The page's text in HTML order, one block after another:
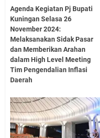
Agenda Kegiatan Pj Bupati
Kuningan Selasa 26
November 2024:
Melaksanakan Sidak Pasar
dan Memberikan Arahan
dalam High Level Meeting
Tim Pengendalian Inflasi
Daerah